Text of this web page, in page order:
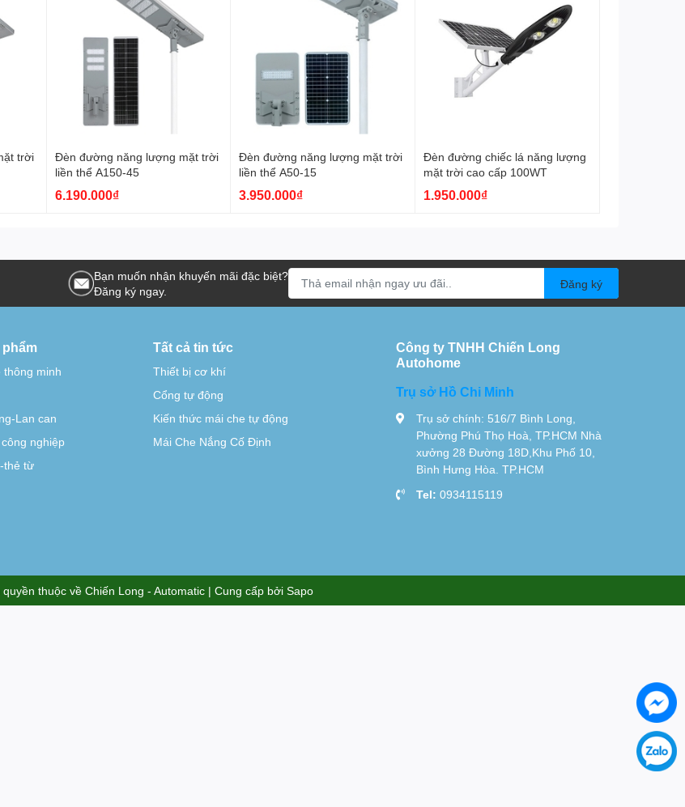
trời
Đèn đường năng lượng mặt trời
liền thể A150-45
6.190.000₫
Đèn đường năng lượng mặt trời
liền thể A50-15
3.950.000₫
Đèn đường chiếc lá năng lượng
mặt trời cao cấp 100WT
1.950.000₫
Bạn muốn nhận khuyến mãi đặc biệt?
Đăng ký ngay.
Đăng ký
thông minh
Lan can
nghiệp
thẻ từ
Tất cả tin tức
Thiết bị cơ khí
Cổng tự động
Kiến thức mái che tự động
Mái Che Nắng Cố Định
Công ty TNHH Chiến Long
Autohome
Trụ sở Hồ Chi Minh
Trụ sở chính: 516/7 Bình Long,
Phường Phú Thọ Hoà, TP.HCM Nhà
xưởng 28 Đường 18D,Khu Phố 10,
Bình Hưng Hòa. TP.HCM
Tel: 0934115119
thuộc về Chiến Long - Automatic | Cung cấp bởi Sapo